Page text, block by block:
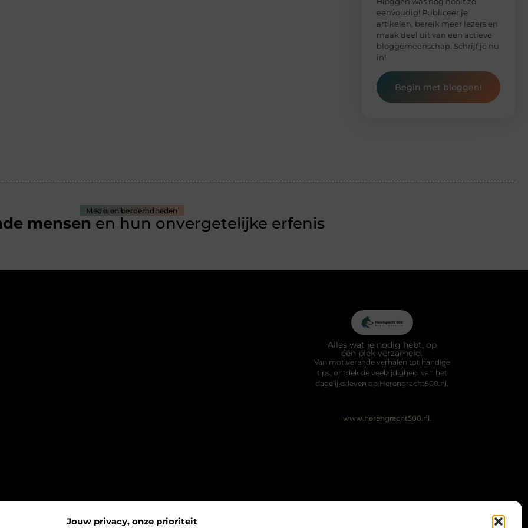
Jouw privacy, onze prioriteit
eenvoudig! Publiceer je
artikelen, bereik meer lezers en
maak deel uit van een actieve
bloggemeenschap. Schrijf je nu
in!
Begin met bloggen!
Media en beroemdheden
mensen en hun onvergetelijke erfenis
Alles wat je nodig hebt, op
één plek verzameld.
Van motiverende verhalen tot handige
tips, ontdek de veelzijdigheid van het
dagelijks leven op Herengracht500.nl.
bywww.herengracht500.nl.